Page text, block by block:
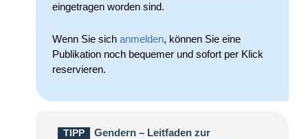
eingetragen worden sind.
Wenn Sie sichanmelden, können Sie eine
Publikation noch bequemer und sofort per Klick
reservieren.
TIPP
Gendern – Leitfaden zur